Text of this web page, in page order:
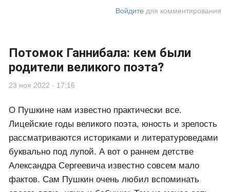
Войдите для комментирования
Потомок Ганнибала: кем были
родители великого поэта?
23 ноя 2022 · 17:16
О Пушкине нам известно практически все.
Лицейские годы великого поэта, юность и зрелость
рассматриваются историками и литературоведами
буквально под лупой. А вот о раннем детстве
Александра Сергеевича известно совсем мало
фактов. Сам Пушкин очень любил вспоминать